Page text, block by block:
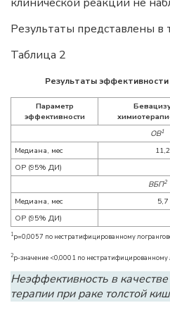
Результаты представлены в
Таблица 2
Результаты эффективности
Параметр
эффективности
ОВ1
Медиана, мес 11,2
ОР (95% ДИ)
ВБП2
Медиана, мес 5,7
ОР (95% ДИ)
1p=0,0057 по нестратифицированному
2p-значение <0,0001 по нестратифицированному
Неэффективность в
терапии при раке толстой